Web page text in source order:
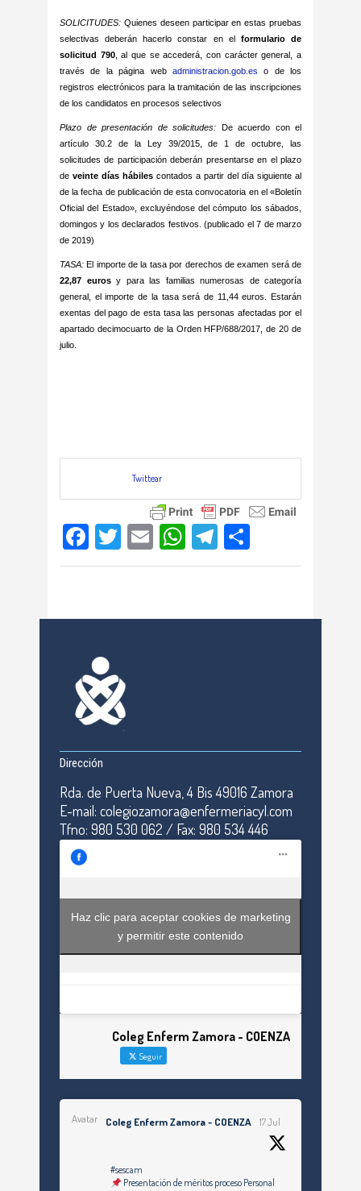
SOLICITUDES: Quienes deseen participar en estas pruebas
selectivas deberán hacerlo constar en el formulario de
solicitud 790, al que se accederá, con carácter general, a
través de la página web administracion.gob.es o de los
registros electrónicos para la tramitación de las inscripciones
de los candidatos en procesos selectivos
Plazo de presentación de solicitudes: De acuerdo con el
artículo 30.2 de la Ley 39/2015, de 1 de octubre, las
solicitudes de participación deberán presentarse en el plazo
de veinte días hábiles contados a partir del día siguiente al
de la fecha de publicación de esta convocatoria en el «Boletín
Oficial del Estado», excluyéndose del cómputo los sábados,
domingos y los declarados festivos. (publicado el 7 de marzo
de 2019)
TASA: El importe de la tasa por derechos de examen será de
22,87 eurosy para las familias numerosas de categoría
general, el importe de la tasa será de 11,44 euros. Estarán
exentas del pago de esta tasa las personas afectadas por el
apartado decimocuarto de la Orden HFP/688/2017, de 20 de
julio.
Twittear
Facebook
TwitterEmailWhatsApp
Telegram
Dirección
Rda. de Puerta Nueva, 4 Bis 49016 Zamora
E-mail: colegiozamora@enfermeriacyl.com
Tfno: 980 530 062 / Fax: 980 534 446
Haz clic para aceptar cookies de marketing
y permitir este contenido
Coleg Enferm Zamora - COENZA
Seguir
Avatar Coleg Enferm Zamora - COENZA 17 Jul
#sescam
Presentación de méritos proceso Personal